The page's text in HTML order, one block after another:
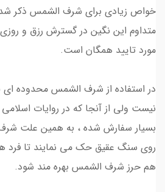
خواص زیادی برای شرف الشمس ذکر
متداوم این نگین در گسترش رزق و
مورد تایید همگان است.
در استفاده از شرف الشمس محدوده ای
نیست ولی از آنجا که در روایات
بسیار سفارش شده ، به همین علت شرف
روی سنگ عقیق حک می نمایند تا
هم حرز شرف الشمس بهره مند شود.